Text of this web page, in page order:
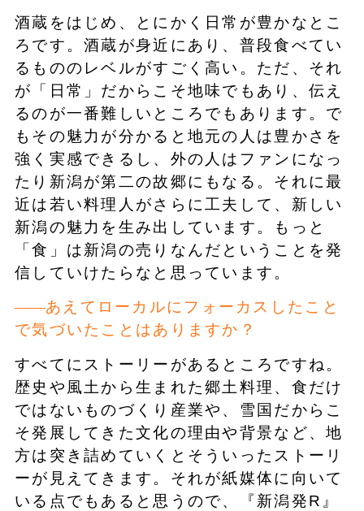
酒蔵をはじめ、とにかく日常が豊かなとこ
ろです。酒蔵が身近にあり、普段食べてい
るもののレベルがすごく高い。ただ、それ
が「日常」だからこそ地味でもあり、伝え
るのが一番難しいところでもあります。で
もその魅力が分かると地元の人は豊かさを
強く実感できるし、外の人はファンになっ
たり新潟が第二の故郷にもなる。それに最
近は若い料理人がさらに工夫して、新しい
新潟の魅力を生み出しています。もっと
「食」は新潟の売りなんだということを発
信していけたらなと思っています。
あえてローカルにフォーカスしたこと
で気づいたことはありますか？
すべてにストーリーがあるところですね。
歴史や風土から生まれた郷土料理、食だけ
ではないものづくり産業や、雪国だからこ
そ発展してきた文化の理由や背景など、地
方は突き詰めていくとそういったストーリ
ーが見えてきます。それが紙媒体に向いて
いる点でもあると思うので、『新潟発R』